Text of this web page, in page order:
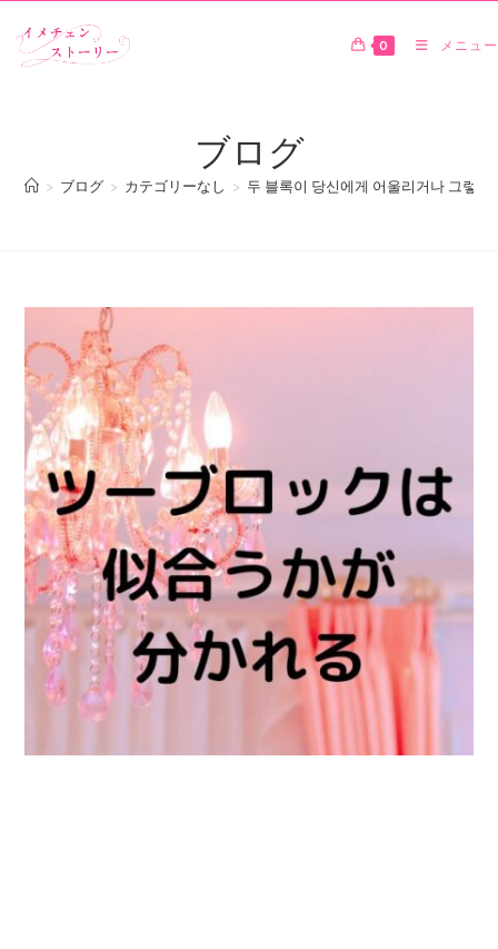
0 メニュー
ブログ
> ブログ > カテゴリーなし > 두 블록이 당신에게 어울리거나 그렇지